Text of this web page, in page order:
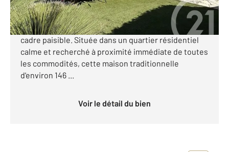
Votre agence CENTURY 21 Cogolin vous propose à la
vente cette maison familiale avec piscine dans un
cadre paisible. Située dans un quartier résidentiel
calme et recherché à proximité immédiate de toutes
les commodités, cette maison traditionnelle
d'environ 146 ...
Voir le détail du bien